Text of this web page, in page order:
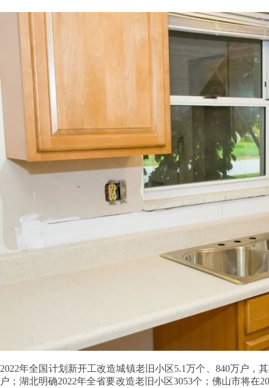
2022年全国计划新开工改造城镇老旧小区5.1万个、840万户，
户；湖北明确2022年全省要改造老旧小区3053个；佛山市将